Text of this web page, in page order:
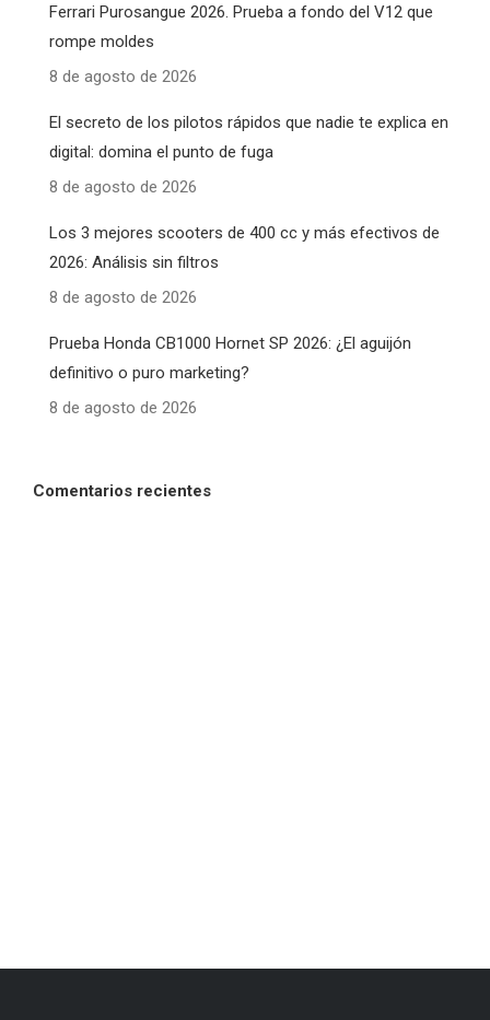
Ferrari Purosangue 2026. Prueba a fondo del V12 que
rompe moldes
8 de agosto de 2026
El secreto de los pilotos rápidos que nadie te explica en
digital: domina el punto de fuga
8 de agosto de 2026
Los 3 mejores scooters de 400 cc y más efectivos de
2026: Análisis sin filtros
8 de agosto de 2026
Prueba Honda CB1000 Hornet SP 2026: ¿El aguijón
definitivo o puro marketing?
8 de agosto de 2026
Comentarios recientes